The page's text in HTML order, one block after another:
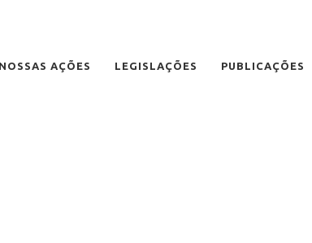
NOSSAS AÇÕES LEGISLAÇÕES PUBLICAÇÕES